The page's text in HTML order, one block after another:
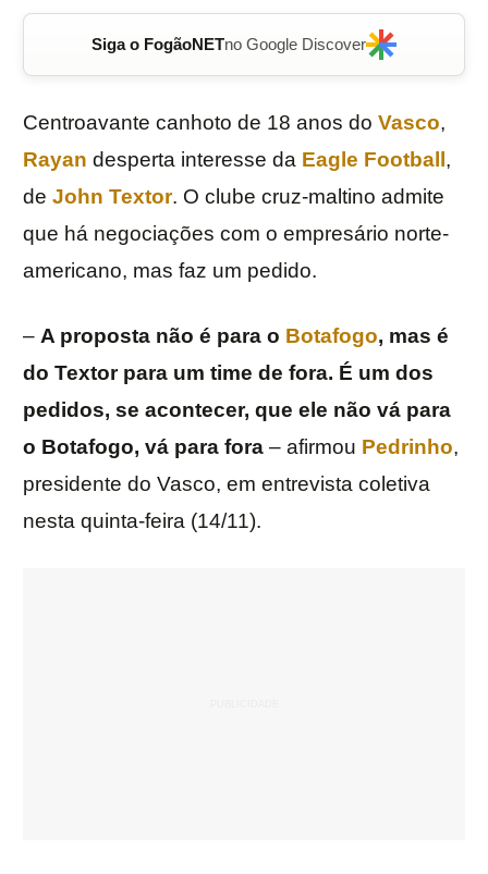
Siga o FogãoNETno Google Discover
Centroavante canhoto de 18 anos do Vasco,
Rayan desperta interesse da Eagle Football ,
de John Textor. O clube cruz-maltino admite
que há negociações com o empresário norte-
americano, mas faz um pedido.
– A proposta não é para o Botafogo, mas é
do Textor para um time de fora. É um dos
pedidos, se acontecer, que ele não vá para
o Botafogo, vá para fora – afirmou Pedrinho,
presidente do Vasco, em entrevista coletiva
nesta quinta-feira (14/11).